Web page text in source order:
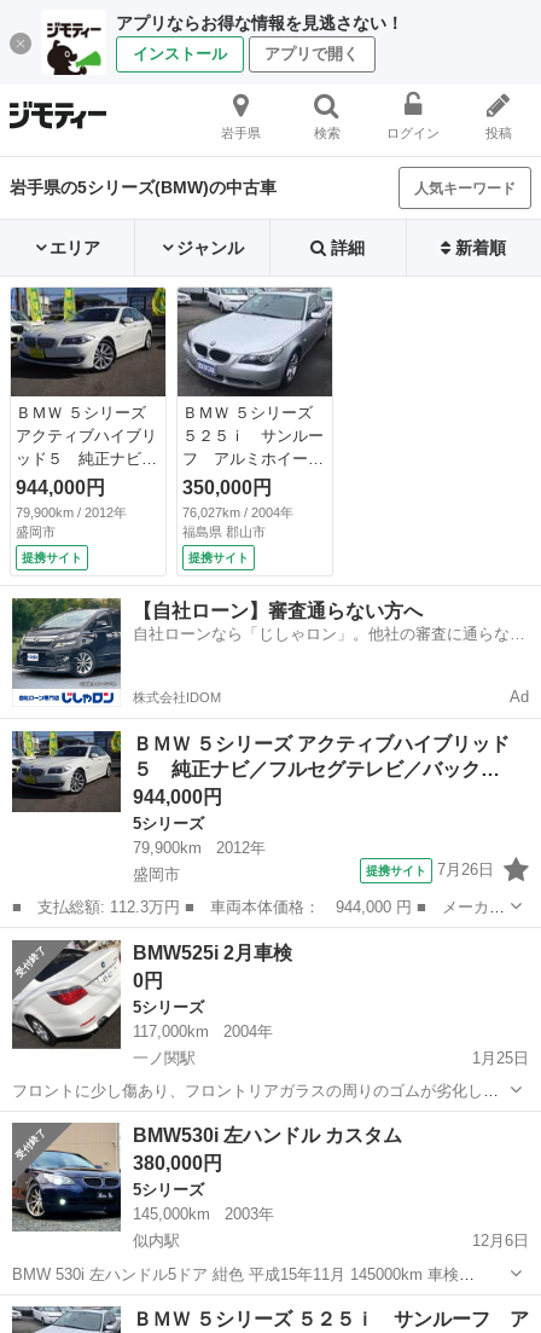
アプリならお得な情報を見逃さない！
インストール アプリで開く
岩手県 検索 ログイン 投稿
岩手県の5シリーズ(BMW)の中古車 人気キーワード
エリア ジャンル 詳細 新着順
ＢＭＷ ５シリーズ
アクティブハイブリ
ッド５ 純正ナビ／
フルセグテレビ／バ
ックモニター／純正
１８インチアルミホ
イール／ブラックレ
ザーシート／全ドア
イージークローザー
／ＥＴＣ／シートヒ
ーター／ＬＥＤライ
ト／プッシュスター
ト／横滑り防止／フ
ォグランプ （検
9.12）
944,000円
79,900km / 2012年
盛岡市
提携サイト
ＢＭＷ ５シリーズ
５２５ｉ サンルー
フ アルミホイー
ル オーディオ付
クルコン エアコ
ン Ｂｌｕｅｔｏｏ
ｔｈ接続 １７イン
チアルミホイール
オートライト ＡＢ
Ｓ （車検整備付）
350,000円
76,027km / 2004年
福島県 郡山市
提携サイト
【自社ローン】審査通らない方へ
自社ローンなら「じしゃロン」。他社の審査に通らなか
株式会社IDOM Ad
ＢＭＷ ５シリーズ アクティブハイブリッド
５ 純正ナビ／フルセグテレビ／バック…
944,000円
5シリーズ
79,900km
2012年
盛岡市
提携サイト 7月26日
■ 支払総額: 112.3万円 ■ 車両本体価格： 944,000 円 ■ メーカー
名： ＢＭＷ ■ 車種名： ５シリーズ ■ グレード名： アクティ
ブハイブリッド５ 純正ナビ／フルセグテレビ／バックモニター／純
正１８イン...
岩手 盛岡市
BMW525i 2月車検
0円
5シリーズ
117,000km
2004年
一ノ関駅
1月25日
フロントに少し傷あり、フロントリアガラスの周りのゴムが劣化して
ます。エラーが何個かでて 調べてもらったらミッションオイル漏れ、
エアバッグ表示が消えないのでエアバッグ交換と言われ修理せず出品
する事にしました。値段は20万から交...
岩手 一関市 5シリーズ ミッション
BMW530i 左ハンドル カスタム
380,000円
5シリーズ
145,000km
2003年
似内駅
12月6日
BMW 530i 左ハンドル5ドア 紺色 平成15年11月 145000km 車検
R4/12/20まで 車高調 社外マフラー 20インチworkホイール 冬タイヤセ
ット有 ローン可
岩手 花巻市 5シリーズ 左ハンドル
ＢＭＷ ５シリーズ ５２５ｉ サンルーフ ア